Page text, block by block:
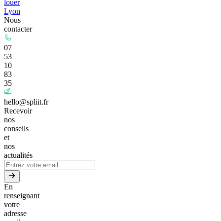
louer
Lyon
Nous
contacter
07
53
10
83
35
hello@spliit.fr
Recevoir
nos
conseils
et
nos
actualités
En
renseignant
votre
adresse